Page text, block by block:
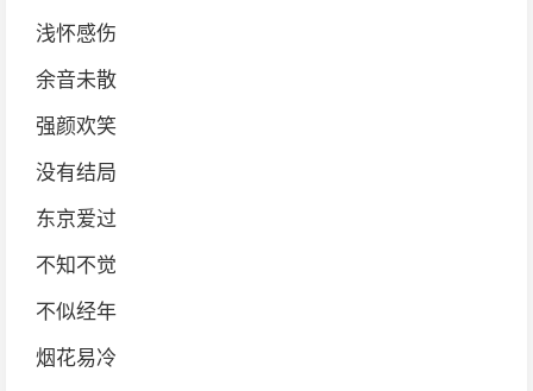
浅怀感伤
余音未散
强颜欢笑
没有结局
东京爱过
不知不觉
不似经年
烟花易冷